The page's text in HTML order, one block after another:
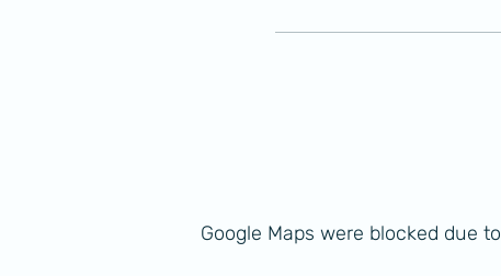
Google Maps were blocked due